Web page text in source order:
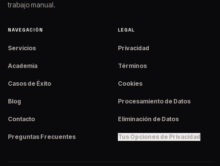
trabajo manual.
NAVEGACIÓN
Servicios
Academia
Casos de Éxito
Blog
Contacto
Preguntas Frecuentes
LEGAL
Privacidad
Términos
Cookies
Procesamiento de Datos
Eliminación de Datos
Tus Opciones de Privacidad